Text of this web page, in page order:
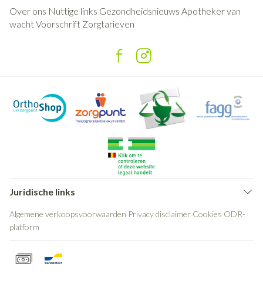
Over ons Nuttige links Gezondheidsnieuws Apotheker van
wachtVoorschrift Zorgtarieven
Juridische links
Algemene verkoopsvoorwaarden Privacy disclaimer Cookies ODR-
platform